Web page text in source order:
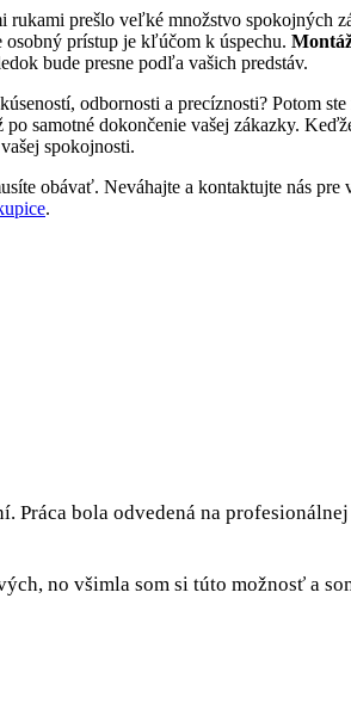
rukami prešlo veľké množstvo spokojných
prístup je kľúčom k úspechu.
bude presne podľa vašich predstáv.
odbornosti a precíznosti? Potom
samotné dokončenie vašej zákazky.
spokojnosti.
obávať. Neváhajte a kontaktujte nás
.
bola odvedená na
no všimla som si túto možnosť a